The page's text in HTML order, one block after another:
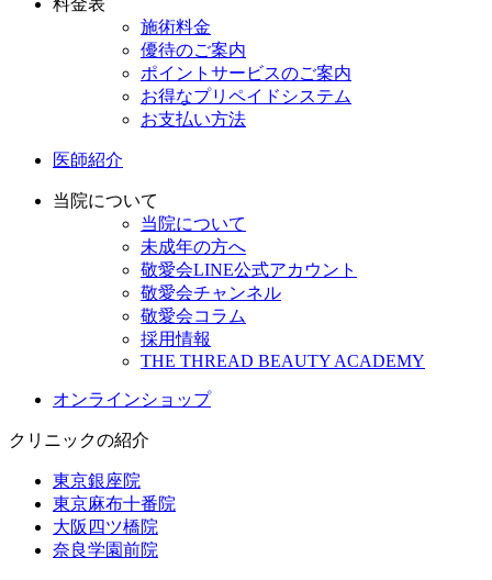
料金表
施術料金
優待のご案内
ポイントサービスのご案内
お得なプリペイドシステム
お支払い方法
医師紹介
当院について
当院について
未成年の方へ
敬愛会LINE公式アカウント
敬愛会チャンネル
敬愛会コラム
採用情報
THE THREAD BEAUTY ACADEMY
オンラインショップ
クリニックの紹介
東京銀座院
東京麻布十番院
大阪四ツ橋院
奈良学園前院